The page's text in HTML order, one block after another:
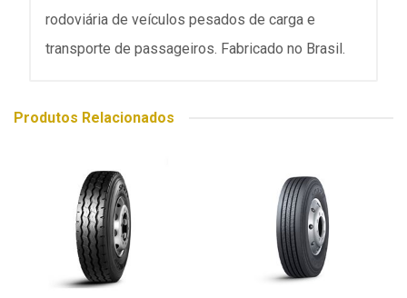
rodoviária de veículos pesados de carga e
transporte de passageiros. Fabricado no Brasil.
Produtos Relacionados